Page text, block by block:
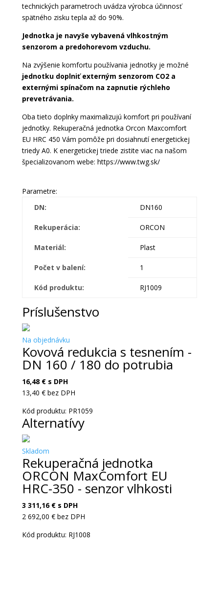
technických parametroch uvádza výrobca účinnosť
spätného zisku tepla až do 90%.
Jednotka je navyše vybavená vlhkostným
senzorom a predohorevom vzduchu.
Na zvýšenie komfortu používania jednotky je možné
jednotku doplniť externým senzorom CO2 a
externými spínačom na zapnutie rýchleho
prevetrávania.
Oba tieto doplnky maximalizujú komfort pri používaní
jednotky. Rekuperačná jednotka Orcon Maxcomfort
EU HRC 450 Vám pomôže pri dosiahnutí energetickej
triedy A0. K energetickej triede zistite viac na našom
špecializovanom webe: https://www.twg.sk/
Parametre:
DN:
DN160
Rekuperácia: ORCON
Materiál: Plast
Počet v balení: 1
Kód produktu: RJ1009
Príslušenstvo
Na objednávku
Kovová redukcia s tesnením -
DN 160 / 180 do potrubia
16,48 €s DPH
13,40 €bez DPH
Kód produktu: PR1059
Alternatívy
Skladom
Rekuperačná jednotka
ORCON MaxComfort EU
HRC-350 - senzor vlhkosti
3 311,16 €s DPH
2 692,00 €bez DPH
Kód produktu: RJ1008